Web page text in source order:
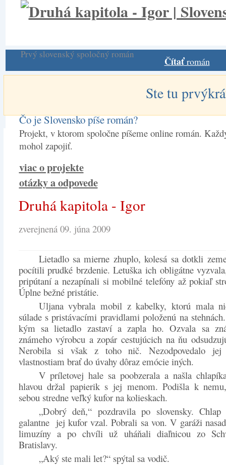
Prvý slovenský spoločný román
Čítaťromán
Ste tu
Čo je Slovensko píše román?
Projekt, v ktorom spoločne píšeme online román.
mohol zapojiť.
viac o projekte
otázky a odpovede
Druhá kapitola - Igor
zverejnená 09. júna 2009
Lietadlo sa mierne zhuplo, kolesá sa dotkli
pocítili prudké brzdenie. Letuška ich obligátne
pripútaní a nezapínali si mobilné telefóny až pokiaľ
Úplne bežné pristátie.
Uljana vybrala mobil z kabelky, ktorú mala
súlade s pristávacími pravidlami položenú na
kým sa lietadlo zastaví a zapla ho. Ozvala sa
známeho výrobcu a zopár cestujúcich na ňu
Nerobila si však z toho nič. Nezodpovedalo jej
vlastnostiam brať do úvahy dôraz emócie iných.
V príletovej hale sa poobzerala a našla
hlavou držal papierik s jej menom. Podišla k
sebou stredne veľký kufor na kolieskach.
„Dobrý deň,“ pozdravila po slovensky.
galantne jej kufor vzal. Pobrali sa von. V garáži
limuzíny a po chvíli už uháňali diaľnicou zo
Bratislavy.
„Aký ste mali let?“ spýtal sa vodič.